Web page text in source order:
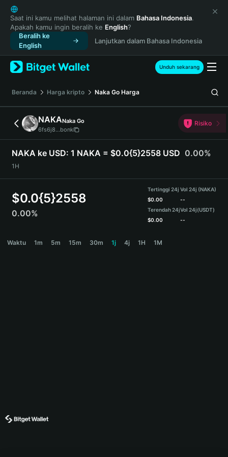
English
日本語
Tiếng Việt
Русский
Español (Latinoamérica)
Türkçe
Français
Deutsch
简体中文
繁體中文
Português (Portugal)
Bahasa Indonesia
ภาษาไทย
हिन्दी
Español
Português (Brasil)
Saat ini kamu melihat halaman ini dalam Bahasa Indonesia.
Apakah kamu ingin beralih ke English?
Beralih ke
English
Lanjutkan dalam Bahasa Indonesia
Unduh sekarang
Beranda Harga kripto Naka Go Harga
NAKANaka Go
6fs6j8...bonk
Risiko
NAKA ke USD: 1 NAKA = $0.0{5}2558 USD 0.00%
1H
$0.0{5}2558
0.00%
Tertinggi 24j
$0.00
Terendah 24j
$0.00
Vol 24j (NAKA)
--
Vol 24j(USDT)
--
Waktu 1m 5m 15m 30m 1j 4j 1H 1M